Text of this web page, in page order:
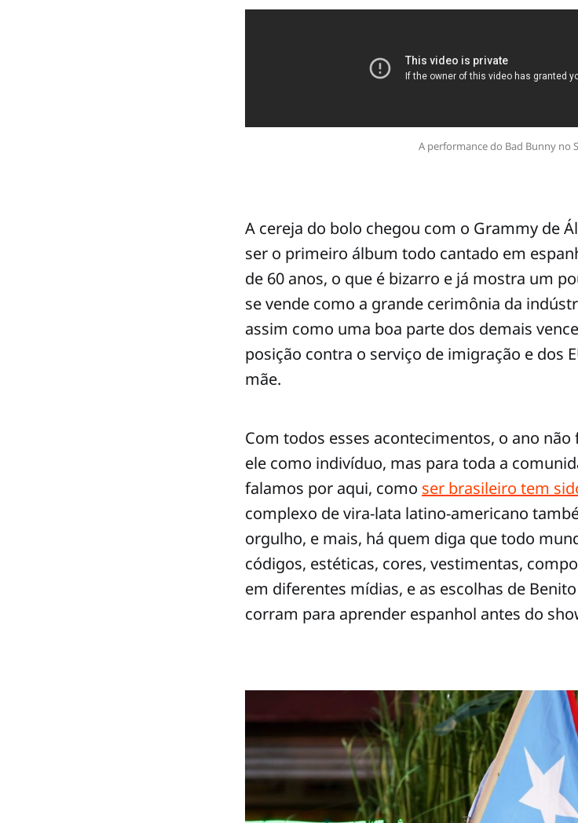
A performance do Bad Bunny no
A cereja do bolo chegou com o Grammy de
ser o primeiro álbum todo cantado em
de 60 anos, o que é bizarro e já mostra um
se vende como a grande cerimônia da
assim como uma boa parte dos demais
posição contra o serviço de imigração e dos
mãe.
Com todos esses acontecimentos, o ano
ele como indivíduo, mas para toda a
falamos por aqui, como ser brasileiro tem
complexo de vira-lata latino-americano
orgulho, e mais, há quem diga que todo
códigos, estéticas, cores, vestimentas,
em diferentes mídias, e as escolhas de
corram para aprender espanhol antes do